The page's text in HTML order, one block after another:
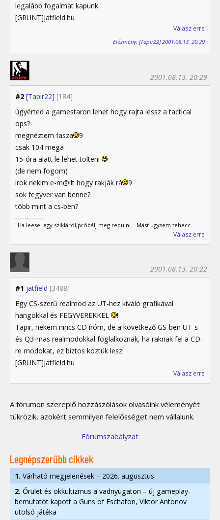
legalább fogalmat kapunk.
[GRUNT]jatfield.hu
Válasz erre
Előzmény: [Tapir22] 2001.08.13. 20:29
#2 [Tapir22] [184]
2001.08.13. 20:29
úgyérted a gamestaron lehet hogy rajta lessz a tactical
ops?
megnéztem fasza
9
csak 104 mega
15-óra alatt le lehet tölteni
(de nem fogom)
irok nekim e-m@ilt hogy rakják rá
9
sok fegyver van benne?
több mint a cs-ben?
"Ha leesel egy szikláról,próbálj meg repülni... Mást ugysem tehecc...
Válasz erre
#1 jatfield [3488]
2001.08.13. 20:22
Egy CS-szerű realmod az UT-hez kiváló grafikával
hangokkal és FEGYVEREKKEL
!
Tapir, nekem nincs CD íróm, de a következő GS-ben UT-s
és Q3-mas realmodokkal foglalkoznak, ha raknak fel a CD-
re modokat, ez biztos köztük lesz.
[GRUNT]jatfield.hu
Válasz erre
A fórumon szereplő hozzászólások olvasóink véleményét
tükrözik, azokért semmilyen felelősséget nem vállalunk.
Fórumszabályzat
Legnépszerűbb cikkek
1. Várható megjelenések – 2026. augusztus
2. Őrület és okkultizmus a vadnyugaton – új gameplay-
bemutatót kapott a Guns of Eschaton, Viktor Antonov
utolsó játéka